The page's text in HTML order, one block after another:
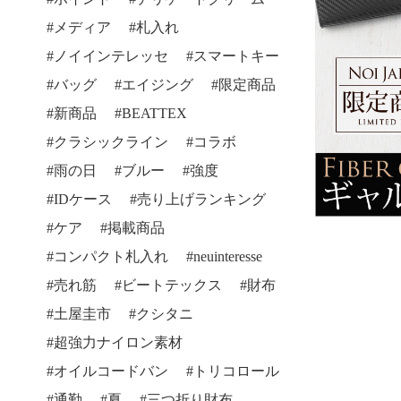
メディア
札入れ
ノイインテレッセ
スマートキー
バッグ
エイジング
限定商品
新商品
BEATTEX
クラシックライン
コラボ
雨の日
ブルー
強度
IDケース
売り上げランキング
ケア
掲載商品
コンパクト札入れ
neuinteresse
売れ筋
ビートテックス
財布
土屋圭市
クシタニ
超強力ナイロン素材
オイルコードバン
トリコロール